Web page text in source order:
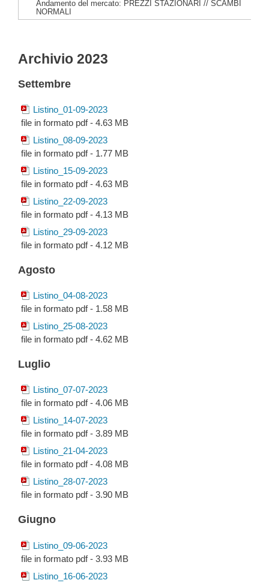
Andamento del mercato: PREZZI STAZIONARI // SCAMBI
NORMALI
Archivio 2023
Settembre
Listino_01-09-2023
file in formato pdf - 4.63 MB
Listino_08-09-2023
file in formato pdf - 1.77 MB
Listino_15-09-2023
file in formato pdf - 4.63 MB
Listino_22-09-2023
file in formato pdf - 4.13 MB
Listino_29-09-2023
file in formato pdf - 4.12 MB
Agosto
Listino_04-08-2023
file in formato pdf - 1.58 MB
Listino_25-08-2023
file in formato pdf - 4.62 MB
Luglio
Listino_07-07-2023
file in formato pdf - 4.06 MB
Listino_14-07-2023
file in formato pdf - 3.89 MB
Listino_21-04-2023
file in formato pdf - 4.08 MB
Listino_28-07-2023
file in formato pdf - 3.90 MB
Giugno
Listino_09-06-2023
file in formato pdf - 3.93 MB
Listino_16-06-2023